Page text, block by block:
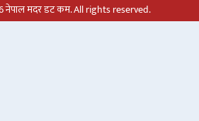
मदर डट कम. All rights reserved.